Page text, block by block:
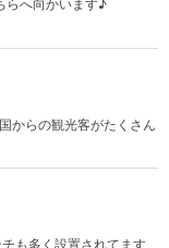
からの観光客がたくさん
も多く設置されてます